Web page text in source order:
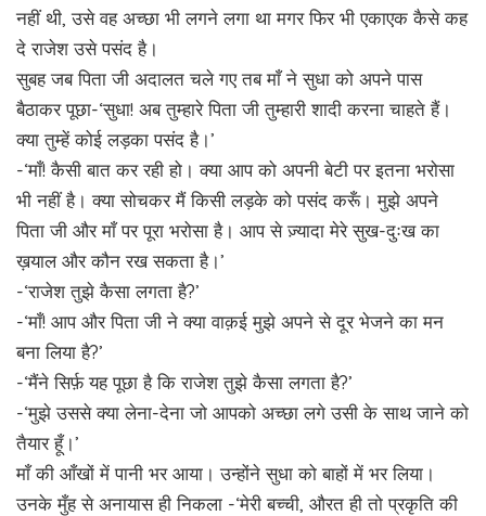
नहीं थी, उसे वह अच्छा भी लगने लगा था मगर फिर भी एकाएक कैसे कह
दे राजेश उसे पसंद है।
सुबह जब पिता जी अदालत चले गए तब माँ ने सुधा को अपने पास
बैठाकर पूछा-‘सुधा! अब तुम्हारे पिता जी तुम्हारी शादी करना चाहते हैं।
क्या तुम्हें कोई लड़का पसंद है।’
-‘माँ! कैसी बात कर रही हो। क्या आप को अपनी बेटी पर इतना भरोसा
भी नहीं है। क्या सोचकर मैं किसी लड़के को पसंद करूँ। मुझे अपने
पिता जी और माँ पर पूरा भरोसा है। आप से ज़्यादा मेरे सुख-दुःख का
ख़याल और कौन रख सकता है।’
-‘राजेश तुझे कैसा लगता है?’
-‘माँ! आप और पिता जी ने क्या वाक़ई मुझे अपने से दूर भेजने का मन
बना लिया है?’
-‘मैंने सिर्फ़ यह पूछा है कि राजेश तुझे कैसा लगता है?’
-‘मुझे उससे क्या लेना-देना जो आपको अच्छा लगे उसी के साथ जाने को
तैयार हूँ।’
माँ की आँखों में पानी भर आया। उन्होंने सुधा को बाहों में भर लिया।
उनके मुँह से अनायास ही निकला -‘मेरी बच्ची, औरत ही तो प्रकृति की